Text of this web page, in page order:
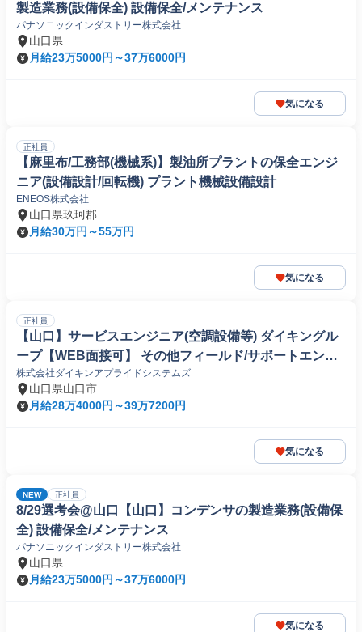
製造業務(設備保全) 設備保全/メンテナンス
パナソニックインダストリー株式会社
山口県
月給23万5000円～37万6000円
気になる
正社員
【麻里布/工務部(機械系)】製油所プラントの保全エンジ
ニア(設備設計/回転機) プラント機械設備設計
ENEOS株式会社
山口県玖珂郡
月給30万円～55万円
気になる
正社員
【山口】サービスエンジニア(空調設備等) ダイキングル
ープ【WEB面接可】 その他フィールド/サポートエンジ
ニア(機械/電気/電子製品専門職)
株式会社ダイキンアプライドシステムズ
山口県山口市
月給28万4000円～39万7200円
気になる
NEW 正社員
8/29選考会@山口【山口】コンデンサの製造業務(設備保
全) 設備保全/メンテナンス
パナソニックインダストリー株式会社
山口県
月給23万5000円～37万6000円
気になる